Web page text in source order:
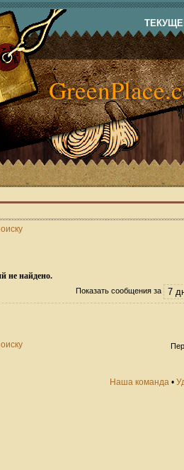
не найдено.
Показать сообщения за
Наша команда •